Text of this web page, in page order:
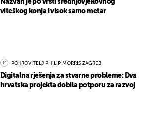
Nazvan je po vrsti srednjovjekovnog
viteškog konja i visok samo metar
POKROVITELJ PHILIP MORRIS ZAGREB
Digitalna rješenja za stvarne probleme: Dva
hrvatska projekta dobila potporu za razvoj